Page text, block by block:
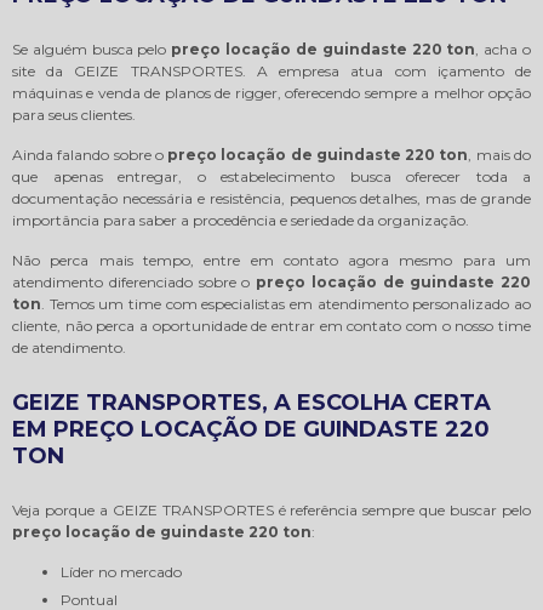
Se alguém busca pelo preço locação de guindaste 220 ton, acha o
site da GEIZE TRANSPORTES. A empresa atua com içamento de
máquinas e venda de planos de rigger, oferecendo sempre a melhor opção
para seus clientes.
Ainda falando sobre o preço locação de guindaste 220 ton, mais do
que apenas entregar, o estabelecimento busca oferecer toda a
documentação necessária e resistência, pequenos detalhes, mas de grande
importância para saber a procedência e seriedade da organização.
Não perca mais tempo, entre em contato agora mesmo para um
atendimento diferenciado sobre o preço locação de guindaste 220
ton. Temos um time com especialistas em atendimento personalizado ao
cliente, não perca a oportunidade de entrar em contato com o nosso time
de atendimento.
GEIZE TRANSPORTES, A ESCOLHA CERTA
EM PREÇO LOCAÇÃO DE GUINDASTE 220
TON
Veja porque a GEIZE TRANSPORTES é referência sempre que buscar pelo
preço locação de guindaste 220 ton:
líder no mercado
pontual